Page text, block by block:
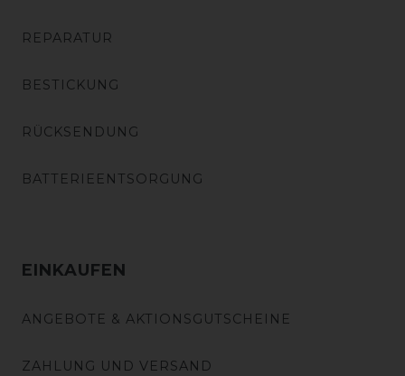
REPARATUR
BESTICKUNG
RÜCKSENDUNG
BATTERIEENTSORGUNG
EINKAUFEN
ANGEBOTE & AKTIONSGUTSCHEINE
ZAHLUNG UND VERSAND